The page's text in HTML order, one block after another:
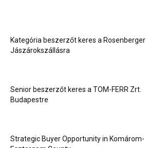
Kategória beszerzőt keres a Rosenberger
Jászárokszállásra
Senior beszerzőt keres a TOM-FERR Zrt.
Budapestre
Strategic Buyer Opportunity in Komárom-